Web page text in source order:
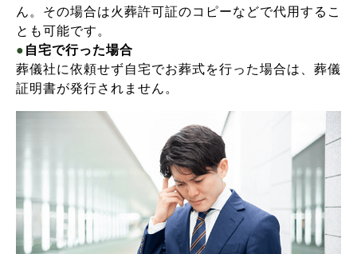
ん。その場合は火葬許可証のコピーなどで代用するこ
とも可能です。
● 自宅で行った場合
葬儀社に依頼せず自宅でお葬式を行った場合は、葬儀
証明書が発行されません。